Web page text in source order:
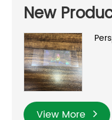
New
View More